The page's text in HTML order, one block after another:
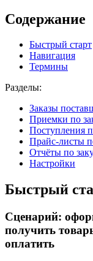
Содержание
Быстрый старт
Навигация
Термины
Разделы:
Заказы
Приемки по
Поступления
Прайс-листы
Отчёты по
Настройки
Быстрый
Сценарий:
получить
оплатить